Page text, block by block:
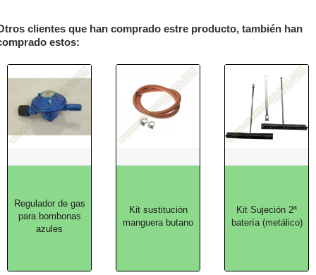
clientes que han comprado estre producto, también han
estos:
Regulador de gas
para bombonas
azules
Kit sustitución
manguera butano
Kit Sujeción 2ª
batería (metálico)